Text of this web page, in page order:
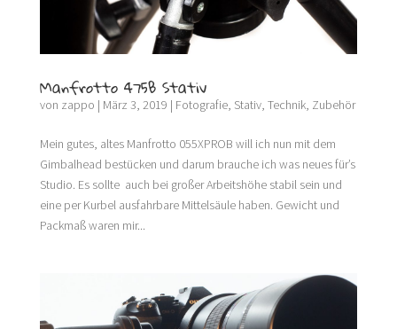
Manfrotto 475B Stativ
von zappo | März 3, 2019 | Fotografie, Stativ, Technik, Zubehör
Mein gutes, altes Manfrotto 055XPROB will ich nun mit dem
Gimbalhead bestücken und darum brauche ich was neues für’s
Studio. Es sollte auch bei großer Arbeitshöhe stabil sein und
eine per Kurbel ausfahrbare Mittelsäule haben. Gewicht und
Packmaß waren mir...